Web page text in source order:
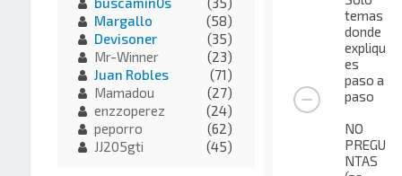
temas
donde
expliqu
es
paso a
paso
NO
PREGU
NTAS
Margallo
(58)
Devisoner
(35)
Mr-Winner
(23)
Juan Robles
(71)
Mamadou
(27)
enzzoperez
(24)
peporro
(62)
JJ205gti
(45)